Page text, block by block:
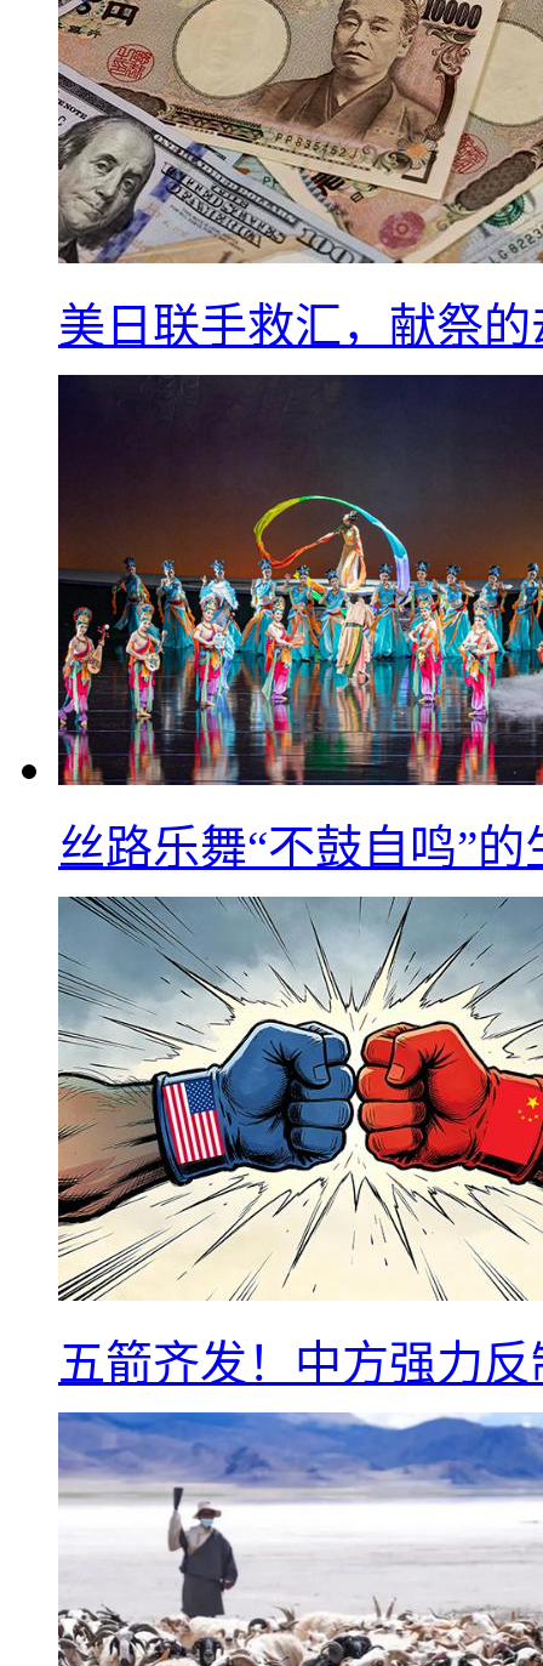
美日联手救汇，献祭
丝路乐舞“不鼓自鸣”
五箭齐发！中方强力